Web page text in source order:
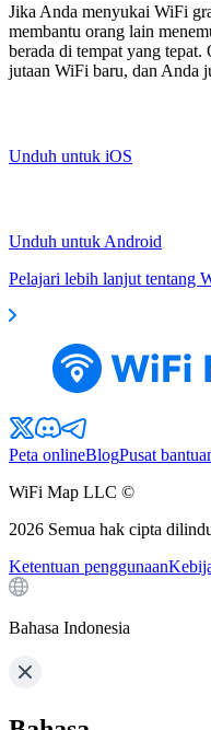
Jika Anda menyukai WiFi
membantu orang lain
berada di tempat yang tepat.
jutaan WiFi baru, dan Anda
Unduh untuk iOS
Unduh untuk Android
Pelajari lebih lanjut tentang
Peta onlineBlogPusat
WiFi Map LLC ©
2026 Semua hak cipta
Ketentuan penggunaan
Bahasa Indonesia